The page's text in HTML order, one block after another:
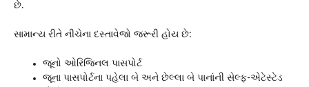
છે.
સામાન્ય રીતે નીચેના દસ્તાવેજો જરૂરી હોય છે:
જૂનો ઓરિજિનલ પાસપોર્ટ
જૂના પાસપોર્ટના પહેલા બે અને છેલ્લા બે પાનાંની સેલ્ફ-એટેસ્ટેડ